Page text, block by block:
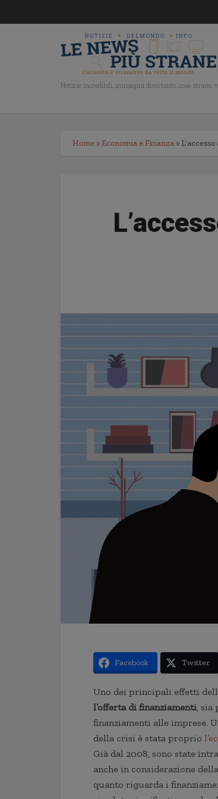
Notizie incredibili, immagini divertenti, cose strane,
Home » Economia e Finanza »
Facebook Twitter
Uno dei principali effetti
l’offerta di finanziamenti, sia
finanziamenti alle imprese.
della crisi è stata proprio
Già dal 2008, sono state
anche in considerazione
quanto riguarda i